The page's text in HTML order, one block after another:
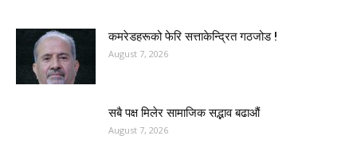
कमरेडहरूको फेरि सत्ताकेन्द्रित गठजोड !
August 7, 2026
सबै पक्ष मिलेर सामाजिक सद्भाव बढाऔं
August 7, 2026